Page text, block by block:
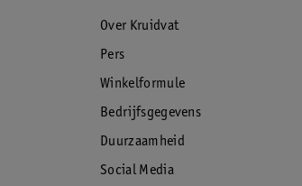
Over Kruidvat
Pers
Winkelformule
Bedrijfsgegevens
Duurzaamheid
Social Media